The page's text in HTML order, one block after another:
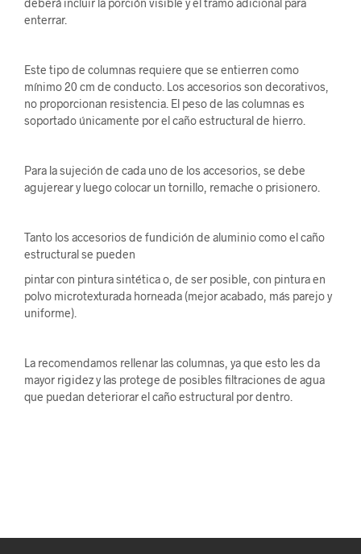
enterrar.
Este tipo de columnas requiere que se entierren como
mínimo 20 cm de conducto. Los accesorios son decorativos,
no proporcionan resistencia. El peso de las columnas es
soportado únicamente por el caño estructural de hierro.
Para la sujeción de cada uno de los accesorios, se debe
agujerear y luego colocar un tornillo, remache o prisionero.
Tanto los accesorios de fundición de aluminio como el caño
estructural se pueden
pintar con pintura sintética o, de ser posible, con pintura en
polvo microtexturada horneada (mejor acabado, más parejo y
uniforme).
La recomendamos rellenar las columnas, ya que esto les da
mayor rigidez y las protege de posibles filtraciones de agua
que puedan deteriorar el caño estructural por dentro.